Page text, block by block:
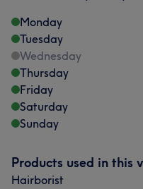
Monday
Tuesday
Wednesday
Thursday
Friday
Saturday
Sunday
Products used in this
Hairborist